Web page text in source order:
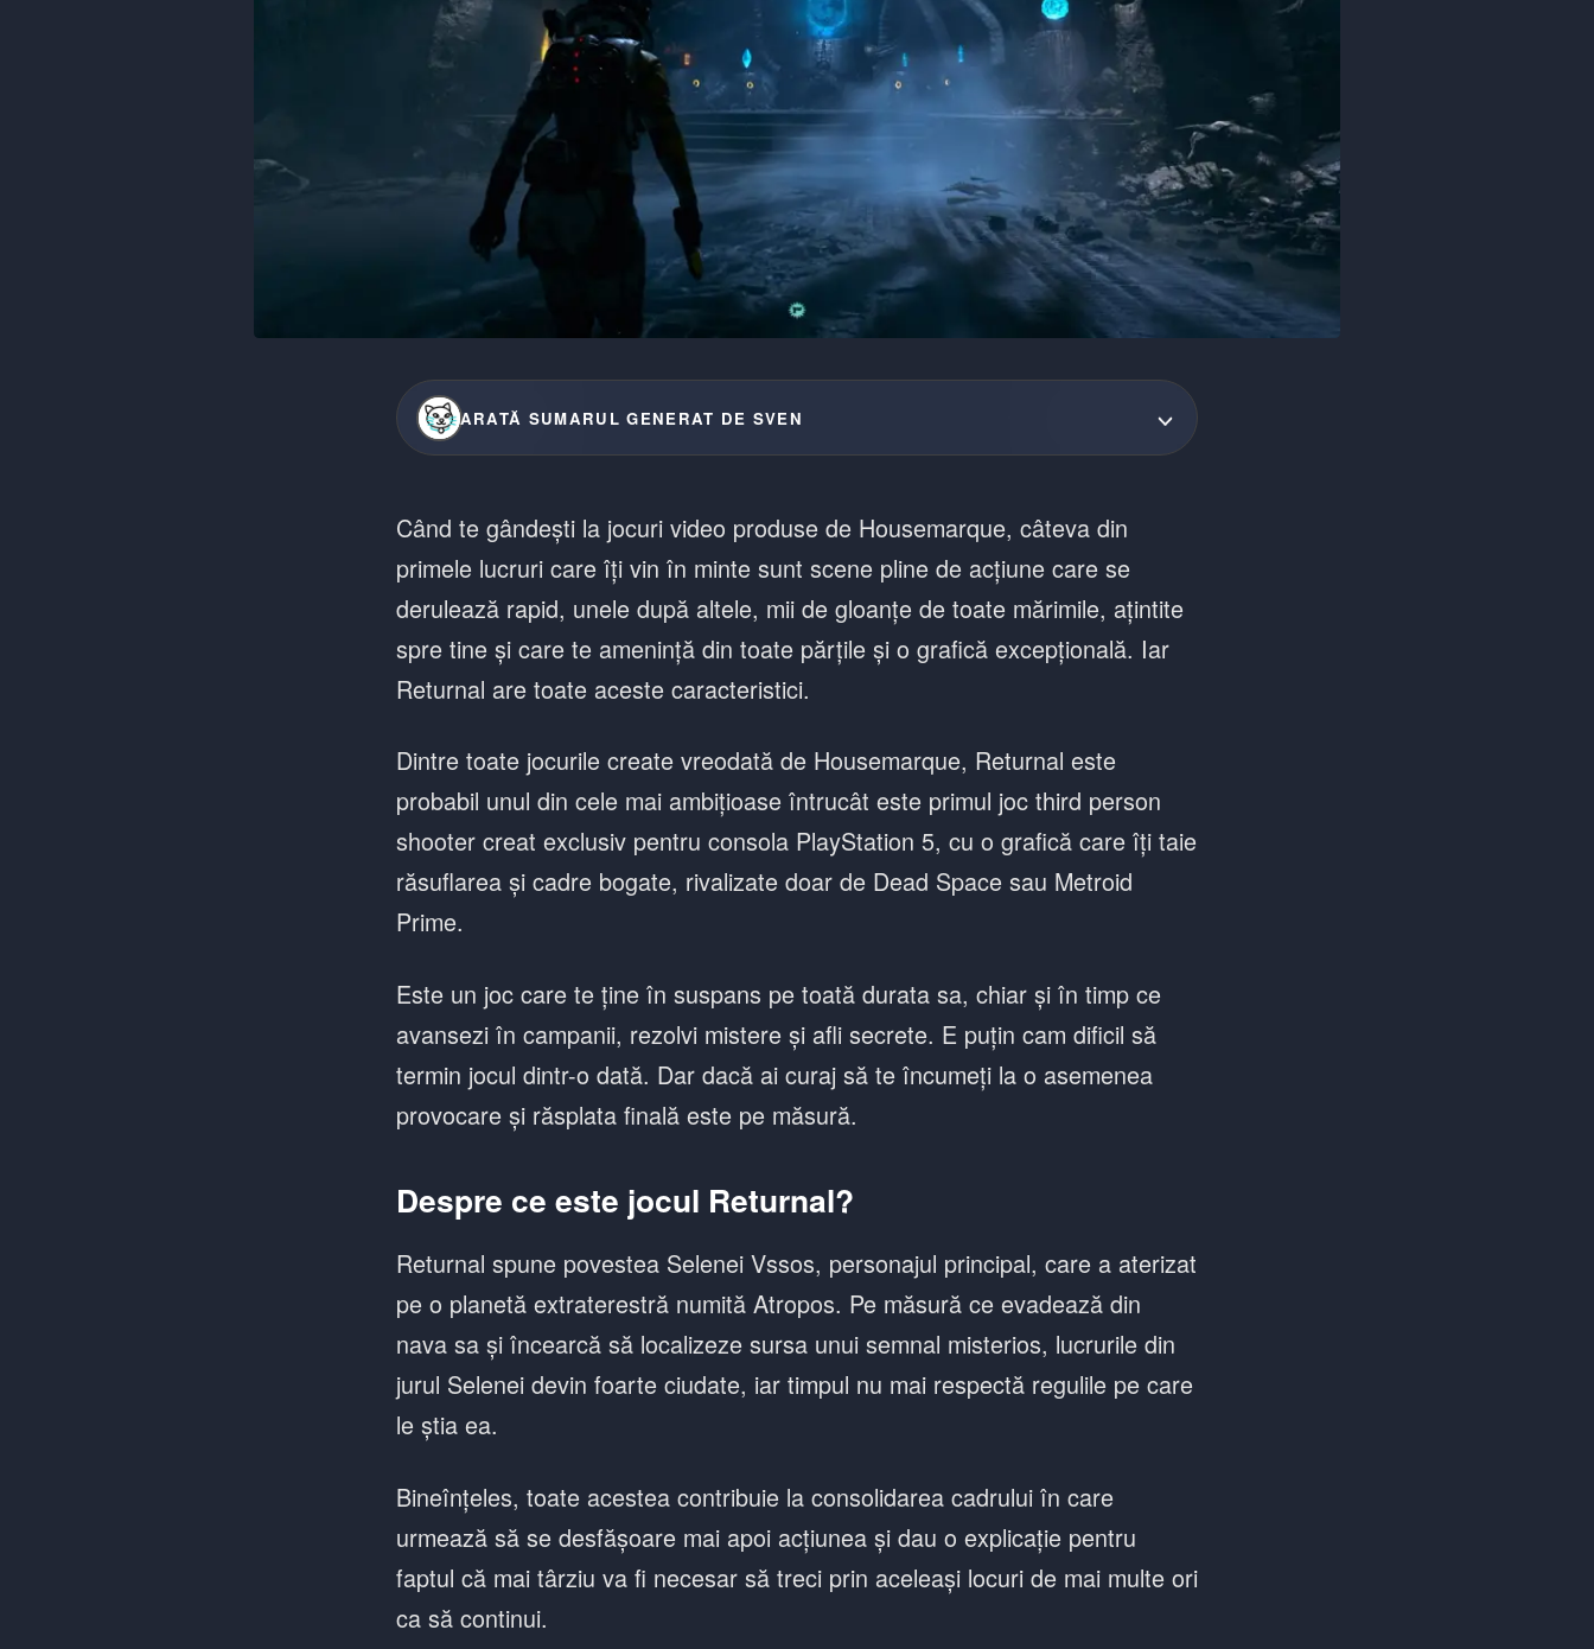
ARATĂ SUMARUL GENERAT DE SVEN
Când te gândești la jocuri video produse de Housemarque, câteva din
primele lucruri care îți vin în minte sunt scene pline de acțiune care se
derulează rapid, unele după altele, mii de gloanțe de toate mărimile, ațintite
spre tine și care te amenință din toate părțile și o grafică excepțională. Iar
Returnal are toate aceste caracteristici.
Dintre toate jocurile create vreodată de Housemarque, Returnal este
probabil unul din cele mai ambițioase întrucât este primul joc third person
shooter creat exclusiv pentru consola PlayStation 5, cu o grafică care îți taie
răsuflarea și cadre bogate, rivalizate doar de Dead Space sau Metroid
Prime.
Este un joc care te ține în suspans pe toată durata sa, chiar și în timp ce
avansezi în campanii, rezolvi mistere și afli secrete. E puțin cam dificil să
termin jocul dintr-o dată. Dar dacă ai curaj să te încumeți la o asemenea
provocare și răsplata finală este pe măsură.
Despre ce este jocul Returnal?
Returnal spune povestea Selenei Vssos, personajul principal, care a aterizat
pe o planetă extraterestră numită Atropos. Pe măsură ce evadează din
nava sa și încearcă să localizeze sursa unui semnal misterios, lucrurile din
jurul Selenei devin foarte ciudate, iar timpul nu mai respectă regulile pe care
le știa ea.
Bineînțeles, toate acestea contribuie la consolidarea cadrului în care
urmează să se desfășoare mai apoi acțiunea și dau o explicație pentru
faptul că mai târziu va fi necesar să treci prin aceleași locuri de mai multe ori
ca să continui.